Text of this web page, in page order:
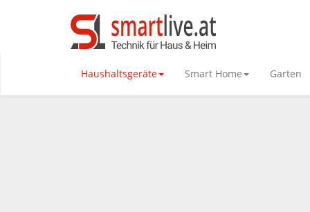
Haushaltsgeräte Smart Home Garten